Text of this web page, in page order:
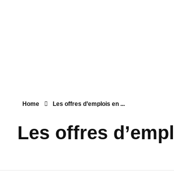
Home Les offres d’emplois en ...
Les offres